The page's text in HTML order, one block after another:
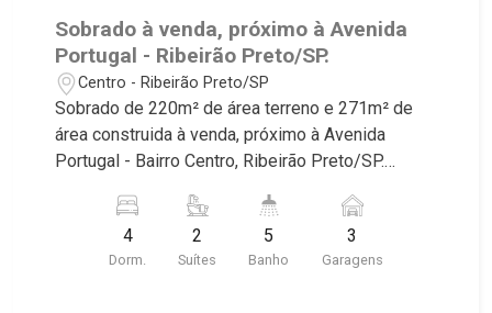
Sobrado à venda, próximo à Avenida
Portugal - Ribeirão Preto/SP.
Centro - Ribeirão Preto/SP
Sobrado de 220m² de área terreno e 271m² de
área construida à venda, próximo à Avenida
Portugal - Bairro Centro, Ribeirão Preto/SP.
Martinelli Imobiliária selecionou para você: -
220m² de área terreno e 271m² de área
construida - 4 dormitórios com armários sendo 2
4
Dorm.
2
Suítes
5
Banho
3
Garagens